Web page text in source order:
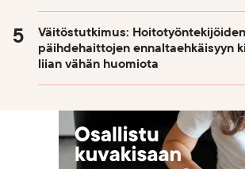
Väitöstutkimus: Hoitotyöntekijöiden
päihdehaittojen ennaltaehkäisyyn
liian vähän huomiota